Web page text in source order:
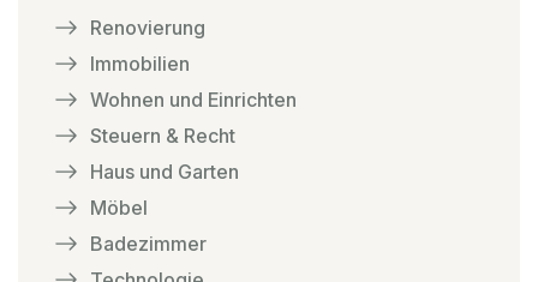
Renovierung
Immobilien
Wohnen und Einrichten
Steuern & Recht
Haus und Garten
Möbel
Badezimmer